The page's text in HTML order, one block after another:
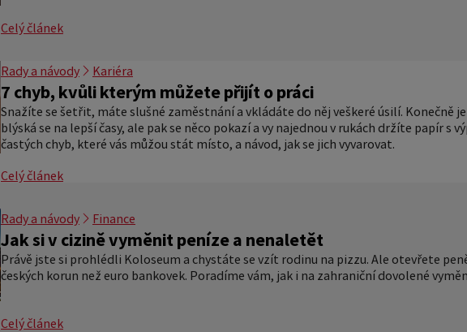
Celý článek
Rady a návody Kariéra
7 chyb, kvůli kterým můžete přijít o práci
Snažíte se šetřit, máte slušné zaměstnání a vkládáte do něj veškeré úsilí. Konečně
blýská se na lepší časy, ale pak se něco pokazí a vy najednou v rukách držíte papír s
častých chyb, které vás můžou stát místo, a návod, jak se jich vyvarovat.
Celý článek
Rady a návody Finance
Jak si v cizině vyměnit peníze a nenaletět
Právě jste si prohlédli Koloseum a chystáte se vzít rodinu na pizzu. Ale otevřete
českých korun než euro bankovek. Poradíme vám, jak i na zahraniční dovolené
Celý článek